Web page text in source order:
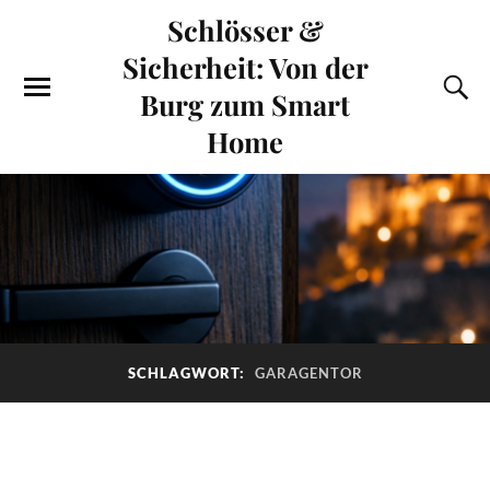
Schlösser &
Sicherheit: Von der
Burg zum Smart
Home
SCHLAGWORT: GARAGENTOR